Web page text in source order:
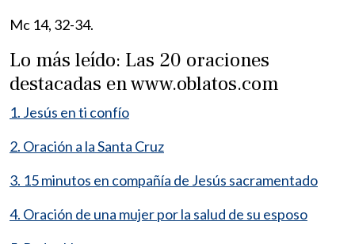
Mc 14, 32-34.
Lo más leído: Las 20 oraciones
destacadas en www.oblatos.com
1. Jesús en ti confío
2. Oración a la Santa Cruz
3. 15 minutos en compañía de Jesús sacramentado
4. Oración de una mujer por la salud de su esposo